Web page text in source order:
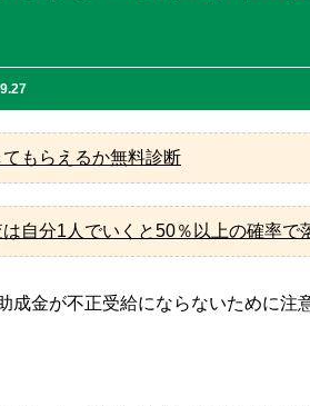
もらえるか無料診断
自分1人でいくと50％以上の確率で